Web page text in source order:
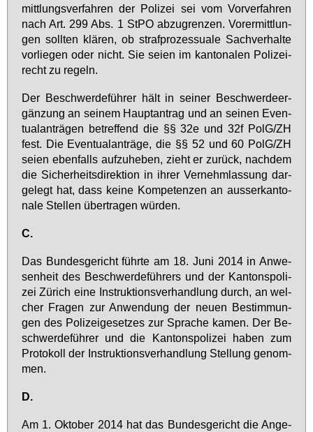
mitt­lungs­ver­fah­ren der Po­li­zei sei vom Vor­ver­fah­ren
nach Art. 299 Abs. 1 StPO ab­zu­gren­zen. Vor­er­mitt­lun­
gen soll­ten klä­ren, ob straf­pro­zes­sua­le Sach­ver­hal­te
vor­lie­gen oder nicht. Sie sei­en im kan­to­na­len Po­li­zei­
recht zu re­geln.
Der Be­schwer­de­füh­rer hält in sei­ner Be­schwer­de­er­
gän­zung an sei­nem Haupt­an­trag und an sei­nen Even­
tual­an­trä­gen be­tref­fend die §§ 32e und 32f PolG/ZH
fest. Die Even­tual­an­trä­ge, die §§ 52 und 60 PolG/ZH
sei­en eben­falls auf­zu­he­ben, zieht er zu­rück, nach­dem
die Si­cher­heits­di­rek­ti­on in ih­rer Ver­nehm­las­sung dar­
ge­legt hat, dass kei­ne Kom­pe­ten­zen an aus­ser­kan­to­
na­le Stel­len über­tra­gen wür­den.
C.
Das Bun­des­ge­richt führ­te am 18. Ju­ni 2014 in An­we­
sen­heit des Be­schwer­de­füh­rers und der Kan­tons­po­li­
zei Zü­rich ei­ne In­struk­ti­ons­ver­hand­lung durch, an wel­
cher Fra­gen zur An­wen­dung der neu­en Be­stim­mun­
gen des Po­li­zei­ge­set­zes zur Spra­che ka­men. Der Be­
schwer­de­füh­rer und die Kan­tons­po­li­zei ha­ben zum
Pro­to­koll der In­struk­ti­ons­ver­hand­lung Stel­lung ge­nom­
men.
D.
Am 1. Ok­to­ber 2014 hat das Bun­des­ge­richt die An­ge­